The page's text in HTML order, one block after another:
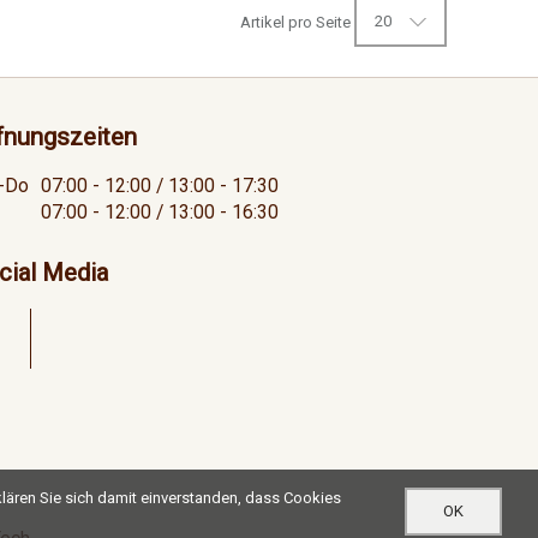
Artikel pro Seite 20
Do
07:00 - 12:00 / 13:00 - 17:30
07:00 - 12:00 / 13:00 - 16:30
Media
OK
Sie sich damit einverstanden, dass Cookies